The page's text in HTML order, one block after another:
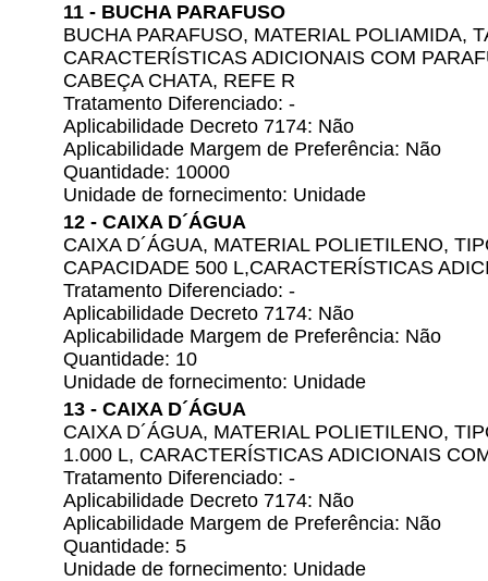
11 - BUCHA PARAFUSO
BUCHA PARAFUSO, MATERIAL POLIAMIDA,
CARACTERÍSTICAS ADICIONAIS COM
CABEÇA CHATA, REFE R
Tratamento Diferenciado: -
Aplicabilidade Decreto 7174: Não
Aplicabilidade Margem de Preferência: Não
Quantidade: 10000
Unidade de fornecimento: Unidade
12 - CAIXA D´ÁGUA
CAIXA D´ÁGUA, MATERIAL POLIETILENO,
CAPACIDADE 500 L,CARACTERÍSTICAS
Tratamento Diferenciado: -
Aplicabilidade Decreto 7174: Não
Aplicabilidade Margem de Preferência: Não
Quantidade: 10
Unidade de fornecimento: Unidade
13 - CAIXA D´ÁGUA
CAIXA D´ÁGUA, MATERIAL POLIETILENO,
1.000 L, CARACTERÍSTICAS ADICIONAIS
Tratamento Diferenciado: -
Aplicabilidade Decreto 7174: Não
Aplicabilidade Margem de Preferência: Não
Quantidade: 5
Unidade de fornecimento: Unidade